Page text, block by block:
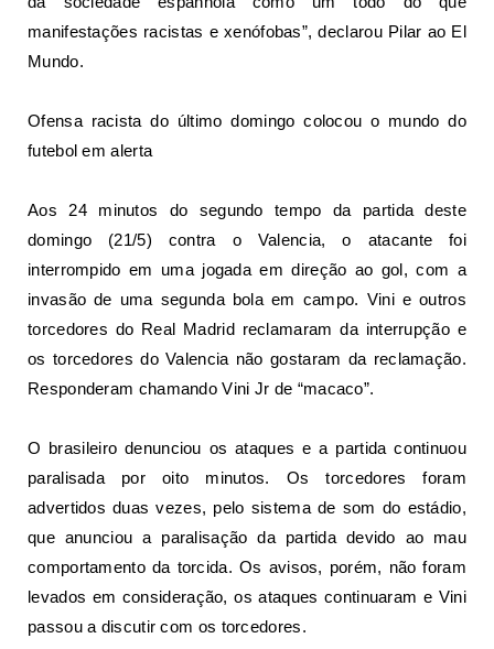
manifestações racistas e xenófobas”, declarou Pilar ao El
Mundo.
Ofensa racista do último domingo colocou o mundo do
futebol em alerta
Aos 24 minutos do segundo tempo da partida deste
domingo (21/5) contra o Valencia, o atacante foi
interrompido em uma jogada em direção ao gol, com a
invasão de uma segunda bola em campo. Vini e outros
torcedores do Real Madrid reclamaram da interrupção e
os torcedores do Valencia não gostaram da reclamação.
Responderam chamando Vini Jr de “macaco”.
O brasileiro denunciou os ataques e a partida continuou
paralisada por oito minutos. Os torcedores foram
advertidos duas vezes, pelo sistema de som do estádio,
que anunciou a paralisação da partida devido ao mau
comportamento da torcida. Os avisos, porém, não foram
levados em consideração, os ataques continuaram e Vini
passou a discutir com os torcedores.